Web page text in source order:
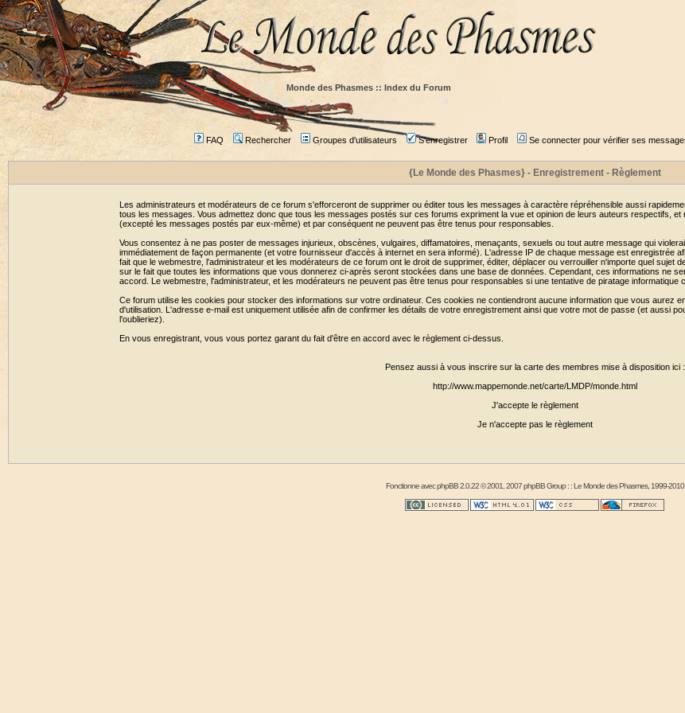
Monde des Phasmes :: Index du Forum
FAQ Rechercher Groupes d'utilisateurs S'enregistrer Profil Se connecter pour vérifier ses
{Le Monde des Phasmes} - Enregistrement - Règlement
Les administrateurs et modérateurs de ce forum s'efforceront de supprimer ou éditer tous les messages à caractère répréhensible aussi
tous les messages. Vous admettez donc que tous les messages postés sur ces forums expriment la vue et opinion de leurs auteurs respectifs,
(excepté les messages postés par eux-même) et par conséquent ne peuvent pas être tenus pour responsables.
Vous consentez à ne pas poster de messages injurieux, obscènes, vulgaires, diffamatoires, menaçants, sexuels ou tout autre message qui
immédiatement de façon permanente (et votre fournisseur d'accès à internet en sera informé). L'adresse IP de chaque message est enregistrée
fait que le webmestre, l'administrateur et les modérateurs de ce forum ont le droit de supprimer, éditer, déplacer ou verrouiller n'importe quel sujet
sur le fait que toutes les informations que vous donnerez ci-après seront stockées dans une base de données. Cependant, ces informations ne
accord. Le webmestre, l'administrateur, et les modérateurs ne peuvent pas être tenus pour responsables si une tentative de piratage informatique
Ce forum utilise les cookies pour stocker des informations sur votre ordinateur. Ces cookies ne contiendront aucune information que vous aurez
d'utilisation. L'adresse e-mail est uniquement utilisée afin de confirmer les détails de votre enregistrement ainsi que votre mot de passe (et aussi
l'oublieriez).
En vous enregistrant, vous vous portez garant du fait d'être en accord avec le règlement ci-dessus.
Pensez aussi à vous inscrire sur la carte des membres mise à disposition ici :
http://www.mappemonde.net/carte/LMDP/monde.html
J'accepte le règlement
Je n'accepte pas le règlement
Fonctionne avecphpBB2.0.22 © 2001, 2007 phpBB Group : :Le Monde des Phasmes, 1999-2010